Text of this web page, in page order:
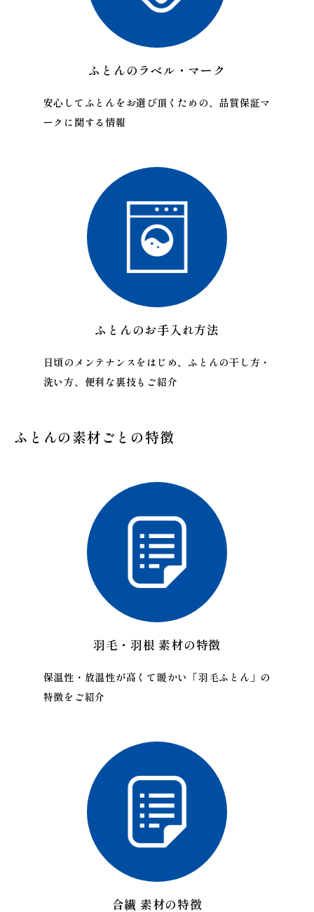
ふとんのラベル・マーク
安心してふとんをお選び頂くための、品質保証マ
ークに関する情報
ふとんのお手入れ方法
日頃のメンテナンスをはじめ、ふとんの干し方・
洗い方、便利な裏技もご紹介
ふとんの素材ごとの特徴
羽毛・羽根 素材の特徴
保温性・放温性が高くて暖かい「羽毛ふとん」の
特徴をご紹介
合繊 素材の特徴